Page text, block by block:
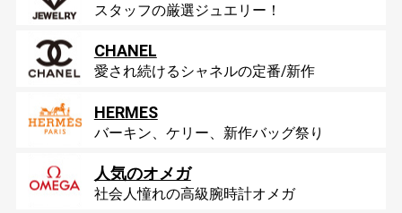
スタッフの厳選ジュエリー！
CHANEL
愛され続けるシャネルの定番/新作
HERMES
バーキン、ケリー、新作バッグ祭り
人気のオメガ
社会人憧れの高級腕時計オメガ